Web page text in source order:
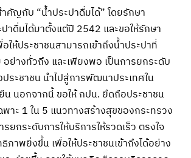
คัญกับ “น้ำประปาดื่มได้” โดยรักษา
าดื่มได้มาตั้งแต่ปี 2542 และขอให้รักษา
ให้ประชาชนสามารถเข้าถึงน้ำประปาที่
ย่างทั่วถึง และเพียงพอ เป็นการยกระดับ
ะชาชน นำไปสู่การพัฒนาประเทศใน
นอกจากนี้ ขอให้ กปน. ยึดถือประชาชน
าะ 1 ใน 5 แนวทางสร้างสุขของกระทรวง
ยกระดับการให้บริการให้รวดเร็ว ตรงใจ
าพยิ่งขึ้น เพื่อให้ประชาชนเข้าถึงได้อย่าง